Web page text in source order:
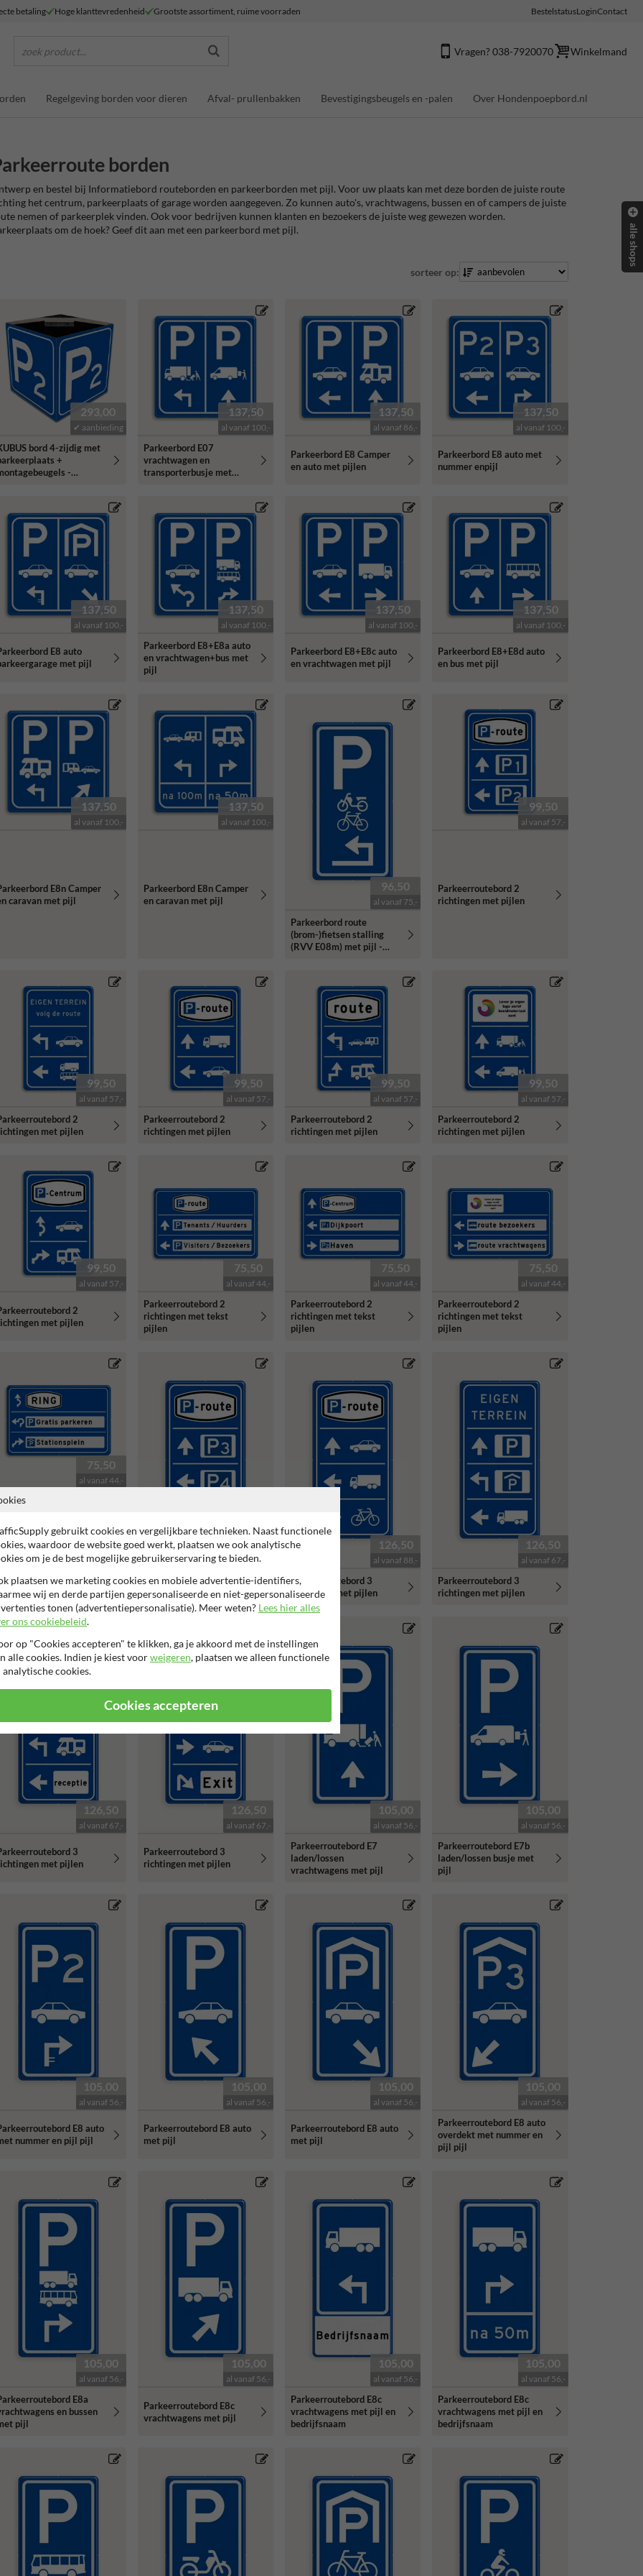
betaling Hoge klanttevredenheid Grootste assortiment, ruime voorraden BestelstatusLoginContact
zoek product... Vragen? 038-7920070 Winkelmand
Regelgeving borden voor dieren Afval- prullenbakken Bevestigingsbeugels en -palen Over Hondenpoepbord.nl
borden
en bestel bij Informatiebord routeborden en parkeerborden met pijl. Voor uw plaats kan met deze borden de juiste route
het centrum, parkeerplaats of garage worden aangegeven. Zo kunnen auto's, vrachtwagens, bussen en of campers de juiste
nemen of parkeerplek vinden. Ook voor bedrijven kunnen klanten en bezoekers de juiste weg gewezen worden.
om de hoek? Geef dit aan met een parkeerbord met pijl.
sorteer op:
293,00
✔ aanbieding
bord 4-zijdig met
+
-
137,50
al vanaf 100,-
Parkeerbord E07
vrachtwagen en
transporterbusje met
137,50
al vanaf 86,-
Parkeerbord E8 Camper
en auto met pijlen
137,50
al vanaf 100,-
Parkeerbord E8 auto met
nummer enpijl
137,50
al vanaf 100,-
E8 auto
met pijl
137,50
al vanaf 100,-
Parkeerbord E8+E8a auto
en vrachtwagen+bus met
pijl
137,50
al vanaf 100,-
Parkeerbord E8+E8c auto
en vrachtwagen met pijl
137,50
al vanaf 100,-
Parkeerbord E8+E8d auto
en bus met pijl
137,50
al vanaf 100,-
E8n Camper
caravan met pijl
137,50
al vanaf 100,-
Parkeerbord E8n Camper
en caravan met pijl
96,50
al vanaf 75,-
Parkeerbord route
(brom-)fietsen stalling
(RVV E08m) met pijl -
99,50
al vanaf 57,-
Parkeerroutebord 2
richtingen met pijlen
99,50
al vanaf 57,-
2
met pijlen
99,50
al vanaf 57,-
Parkeerroutebord 2
richtingen met pijlen
99,50
al vanaf 57,-
Parkeerroutebord 2
richtingen met pijlen
99,50
al vanaf 57,-
Parkeerroutebord 2
richtingen met pijlen
99,50
al vanaf 57,-
2
met pijlen
75,50
al vanaf 44,-
Parkeerroutebord 2
richtingen met tekst
pijlen
75,50
al vanaf 44,-
Parkeerroutebord 2
richtingen met tekst
pijlen
75,50
al vanaf 44,-
Parkeerroutebord 2
richtingen met tekst
pijlen
75,50
al vanaf 44,-
2
met tekst
126,50
al vanaf 88,-
Parkeerroutebord 3
richtingen met pijlen
126,50
al vanaf 88,-
Parkeerroutebord 3
richtingen met pijlen
126,50
al vanaf 67,-
Parkeerroutebord 3
richtingen met pijlen
126,50
al vanaf 67,-
3
met pijlen
126,50
al vanaf 67,-
Parkeerroutebord 3
richtingen met pijlen
105,00
al vanaf 56,-
Parkeerroutebord E7
laden/lossen
vrachtwagens met pijl
105,00
al vanaf 56,-
Parkeerroutebord E7b
laden/lossen busje met
pijl
105,00
al vanaf 56,-
E8 auto
nummer en pijl pijl
105,00
al vanaf 56,-
Parkeerroutebord E8 auto
met pijl
105,00
al vanaf 56,-
Parkeerroutebord E8 auto
met pijl
105,00
al vanaf 56,-
Parkeerroutebord E8 auto
overdekt met nummer en
pijl pijl
105,00
al vanaf 56,-
E8a
en bussen
pijl
105,00
al vanaf 56,-
Parkeerroutebord E8c
vrachtwagens met pijl
105,00
al vanaf 56,-
Parkeerroutebord E8c
vrachtwagens met pijl en
bedrijfsnaam
105,00
al vanaf 56,-
Parkeerroutebord E8c
vrachtwagens met pijl en
bedrijfsnaam
alle shops
gebruikt cookies en vergelijkbare technieken. Naast functionele
waardoor de website goed werkt, plaatsen we ook analytische
om je de best mogelijke gebruikerservaring te bieden.
plaatsen we marketing cookies en mobiele advertentie-identifiers,
wij en derde partijen gepersonaliseerde en niet-gepersonaliseerde
tonen (advertentiepersonalisatie). Meer weten? Lees hier alles
ons cookiebeleid.
op "Cookies accepteren" te klikken, ga je akkoord met de instellingen
alle cookies. Indien je kiest voorweigeren, plaatsen we alleen functionele
analytische cookies.
Cookies accepteren